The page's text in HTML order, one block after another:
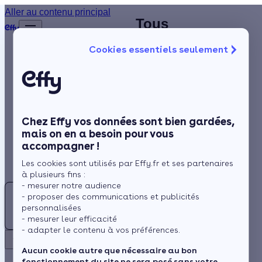
Cookies essentiels seulement
Chez Effy vos données sont bien gardées,
mais on en a besoin pour vous
accompagner !
Les cookies sont utilisés par Effy.fr et ses partenaires
à plusieurs fins :
- mesurer notre audience
- proposer des communications et publicités
personnalisées
- mesurer leur efficacité
- adapter le contenu à vos préférences.
Aucun cookie autre que nécessaire au bon
Aller au contenu principal
Chauffage
Rénovation globale
Aides et Primes
Actualités
Espace Client
du fil
d’Ariane
Bouches-du-Rhône
Climatisation
Trouvez
aux
Bouches-
du-
Rhône
(13)
Tous
installateurs
Rhône
- (13)
Provence
Arrondissement